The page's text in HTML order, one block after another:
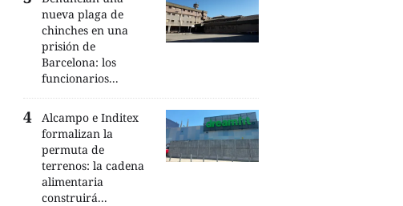
nueva plaga de
chinches en una
prisión de
Barcelona: los
funcionarios...
Alcampo e Inditex
formalizan la
permuta de
terrenos: la cadena
alimentaria
construirá...